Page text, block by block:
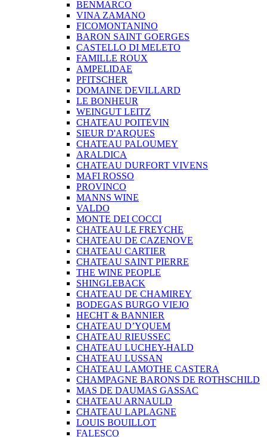
BENMARCO
VINA ZAMANO
FICOMONTANINO
BARON SAINT GOERGES
CASTELLO DI MELETO
FAMILLE ROUX
AMPELIDAE
PFITSCHER
DOMAINE DEVILLARD
LE BONHEUR
WEINGUT LEITZ
CHATEAU POITEVIN
SIEUR D'ARQUES
CHATEAU PALOUMEY
ARALDICA
CHATEAU DURFORT VIVENS
MAFI ROSSO
PROVINCO
MANNS WINE
VALDO
MONTE DEI COCCI
CHATEAU LE FREYCHE
CHATEAU DE CAZENOVE
CHATEAU CARTIER
CHATEAU SAINT PIERRE
THE WINE PEOPLE
SHINGLEBACK
CHATEAU DE CHAMIREY
BODEGAS BURGO VIEJO
HECHT & BANNIER
CHATEAU D’YQUEM
CHATEAU RIEUSSEC
CHATEAU LUCHEY-HALD
CHATEAU LUSSAN
CHATEAU LAMOTHE CASTERA
CHAMPAGNE BARONS DE ROTHSCHILD
MAS DE DAUMAS GASSAC
CHATEAU ARNAULD
CHATEAU LAPLAGNE
LOUIS BOUILLOT
FALESCO